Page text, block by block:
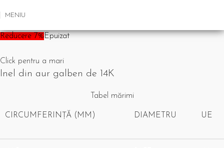
MENIU
Reducere 7%Epuizat
Click pentru a mari
Inel din aur galben de 14K
Tabel mărimi
CIRCUMFERINȚĂ (MM) DIAMETRU UE